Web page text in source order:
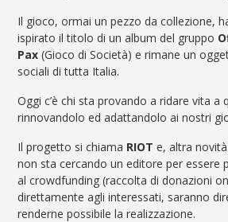
Il gioco, ormai un pezzo da collezione,
ispirato il titolo di un album del gruppo
Pax (Gioco di Società) e rimane un
sociali di tutta Italia.
Oggi c’è chi sta provando a ridare vita a
rinnovandolo ed adattandolo ai nostri
Il progetto si chiama RIOT e, altra
non sta cercando un editore per essere
al crowdfunding (raccolta di donazioni
direttamente agli interessati, saranno
renderne possibile la realizzazione.